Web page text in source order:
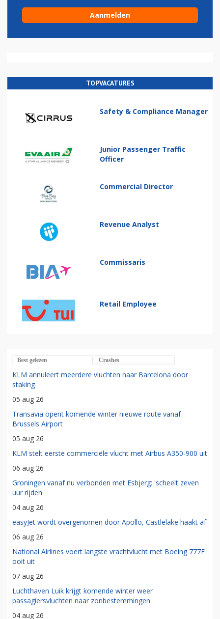
TOPVACATURES
Safety & Compliance Manager
Junior Passenger Traffic
Officer
Commercial Director
Revenue Analyst
Commissaris
Retail Employee
Best gelezen Crashes
KLM annuleert meerdere vluchten naar Barcelona door
staking
05 aug 26
Transavia opent komende winter nieuwe route vanaf
Brussels Airport
05 aug 26
KLM stelt eerste commerciële vlucht met Airbus A350-900 uit
06 aug 26
Groningen vanaf nu verbonden met Esbjerg: 'scheelt zeven
uur rijden'
04 aug 26
easyJet wordt overgenomen door Apollo, Castlelake haakt af
06 aug 26
National Airlines voert langste vrachtvlucht met Boeing 777F
ooit uit
07 aug 26
Luchthaven Luik krijgt komende winter weer
passagiersvluchten naar zonbestemmingen
04 aug 26